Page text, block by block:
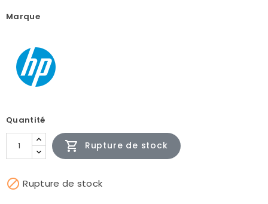
Marque
Quantité
 Rupture de stock
 Rupture de stock